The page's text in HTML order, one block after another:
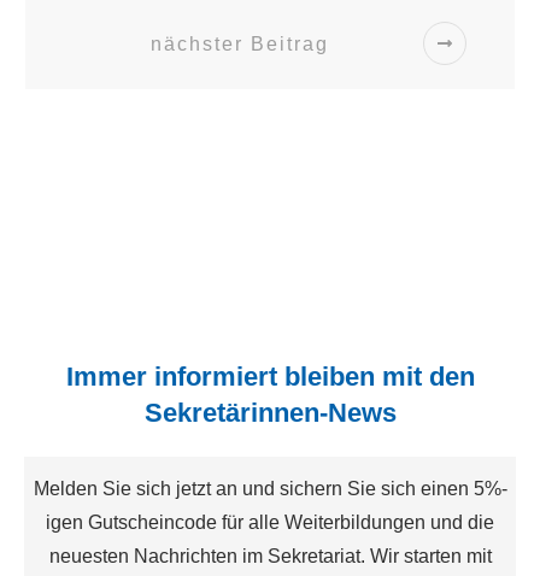
nächster Beitrag
Immer informiert bleiben mit den
Sekretärinnen-News
Melden Sie sich jetzt an und sichern Sie sich einen 5%-
igen Gutscheincode für alle Weiterbildungen und die
neuesten Nachrichten im Sekretariat. Wir starten mit